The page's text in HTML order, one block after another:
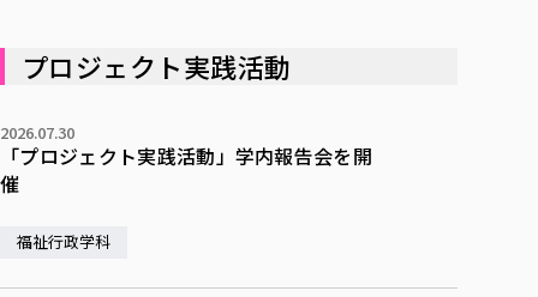
プロジェクト実践活動
2026.07.30
「プロジェクト実践活動」学内報告会を開
催
福祉行政学科